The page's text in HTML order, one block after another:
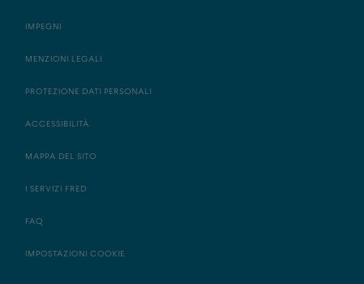
IMPEGNI
MENZIONI LEGALI
PROTEZIONE DATI PERSONALI
ACCESSIBILITÀ
MAPPA DEL SITO
I SERVIZI FRED
FAQ
IMPOSTAZIONI COOKIE